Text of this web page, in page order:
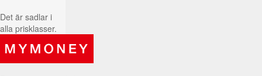
Det är sadlar i
alla prisklasser.